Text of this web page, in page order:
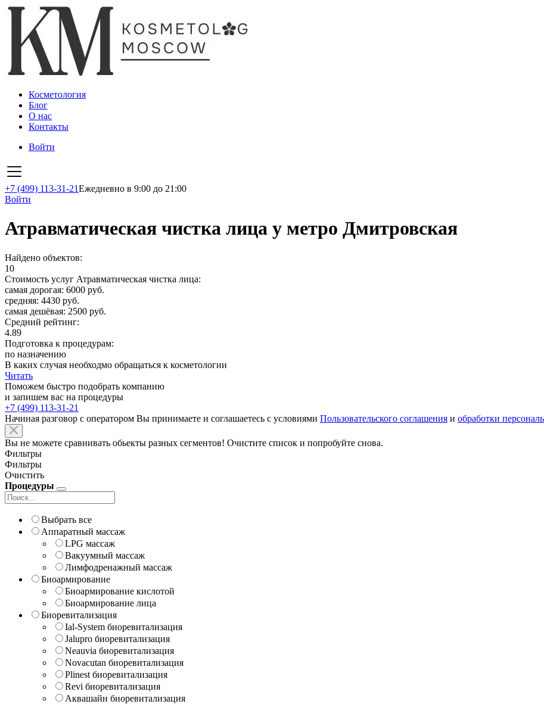
Косметология
Блог
О нас
Контакты
Войти
+7 (499) 113-31-21Ежедневно в 9:00 до 21:00
Войти
Атравматическая чистка лица у метро Дмитровская
Найдено объектов:
10
Стоимость услуг Атравматическая чистка лица:
самая дорогая: 6000 руб.
средняя: 4430 руб.
самая дешёвая: 2500 руб.
Средний рейтинг:
4.89
Подготовка к процедурам:
по назначению
В каких случая необходмо обращаться к косметологии
Читать
Поможем быстро подобрать компанию
и запишем вас на процедуры
+7 (499) 113-31-21
Начиная разговор с оператором Вы принимаете и соглашаетесь с условиями Пользовательского соглашения и обработки
Вы не можете сравнивать обьекты разных сегментов! Очистите список и попробуйте снова.
Фильтры
Фильтры
Очистить
Процедуры
Выбрать все
Аппаратный массаж
LPG массаж
Вакуумный массаж
Лимфодренажный массаж
Биоармирование
Биоармирование кислотой
Биоармирование лица
Биоревитализация
Ial-System биоревитализация
Jalupro биоревитализация
Neauvia биоревитализация
Novacutan биоревитализация
Plinest биоревитализация
Revi биоревитализация
Аквашайн биоревитализация